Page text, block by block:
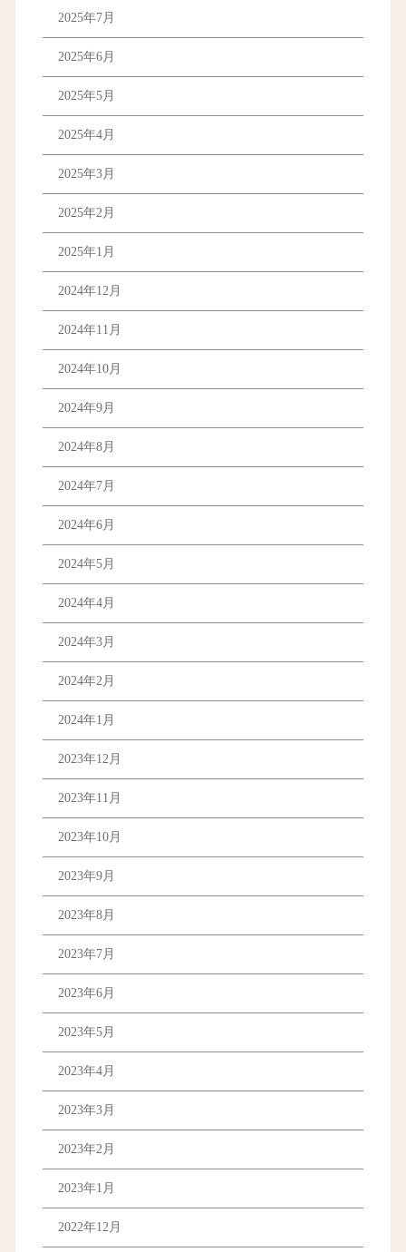
2025年7月
2025年6月
2025年5月
2025年4月
2025年3月
2025年2月
2025年1月
2024年12月
2024年11月
2024年10月
2024年9月
2024年8月
2024年7月
2024年6月
2024年5月
2024年4月
2024年3月
2024年2月
2024年1月
2023年12月
2023年11月
2023年10月
2023年9月
2023年8月
2023年7月
2023年6月
2023年5月
2023年4月
2023年3月
2023年2月
2023年1月
2022年12月